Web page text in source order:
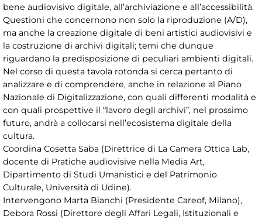
bene audiovisivo digitale, all’archiviazione e all’accessibilità.
Questioni che concernono non solo la riproduzione (A/D),
ma anche la creazione digitale di beni artistici audiovisivi e
la costruzione di archivi digitali; temi che dunque
riguardano la predisposizione di peculiari ambienti digitali.
Nel corso di questa tavola rotonda si cerca pertanto di
analizzare e di comprendere, anche in relazione al Piano
Nazionale di Digitalizzazione, con quali differenti modalità e
con quali prospettive il “lavoro degli archivi”, nel prossimo
futuro, andrà a collocarsi nell’ecosistema digitale della
cultura.
Coordina Cosetta Saba (Direttrice di La Camera Ottica Lab,
docente di Pratiche audiovisive nella Media Art,
Dipartimento di Studi Umanistici e del Patrimonio
Culturale, Università di Udine).
Intervengono Marta Bianchi (Presidente Careof, Milano),
Debora Rossi (Direttore degli Affari Legali, Istituzionali e